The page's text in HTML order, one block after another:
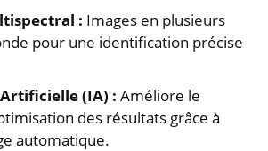
: Images en plusieurs
pour une identification précise
(IA) : Améliore le
des résultats grâce à
automatique.